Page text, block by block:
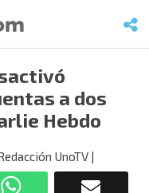
a dos
Hebdo
UnoTV|